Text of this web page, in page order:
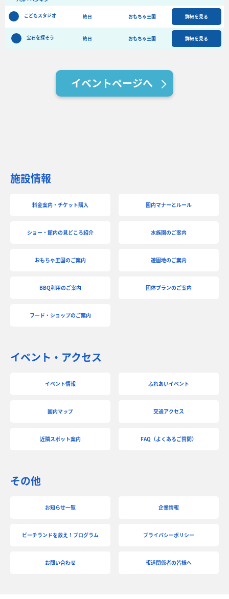
こどもスタジオ 終日 おもちゃ王国 詳細を見る
宝石を探そう 終日 おもちゃ王国 詳細を見る
イベントページへ
施設情報
料金案内・チケット購入 園内マナーとルール
ショー・館内の見どころ紹介 水族園のご案内
おもちゃ王国のご案内 遊園地のご案内
BBQ利用のご案内 団体プランのご案内
フード・ショップのご案内
イベント・アクセス
イベント情報 ふれあいイベント
園内マップ 交通アクセス
近隣スポット案内 FAQ（よくあるご質問）
その他
お知らせ一覧 企業情報
ビーチランドを救え！プログラム プライバシーポリシー
お問い合わせ 報道関係者の皆様へ